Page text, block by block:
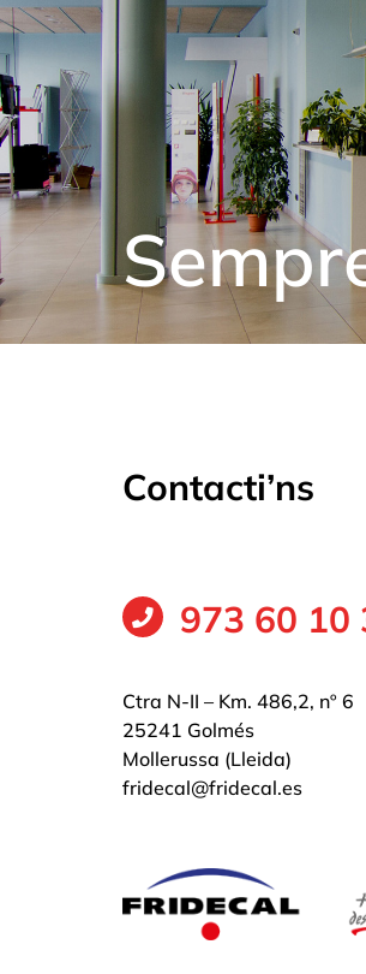
Contacti’ns
973 60 10
Ctra N-II – Km. 486,2, nº 6
25241 Golmés
Mollerussa (Lleida)
fridecal@fridecal.es